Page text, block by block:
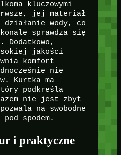
kluczowymi
jej materiał
wody, co
sprawdza się
Dodatkowo,
jakości
komfort
nie
Kurtka ma
podkreśla
nie jest zbyt
na swobodne
spodem.
i praktyczne